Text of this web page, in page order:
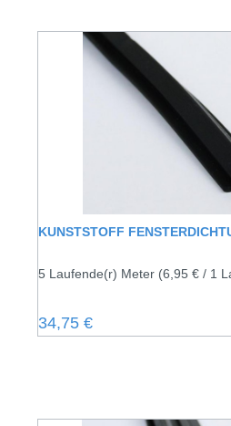
KUNSTSTOFF
5 Laufende(r) Meter (6,95 € / 1
Regulärer Preis:
34,75 €